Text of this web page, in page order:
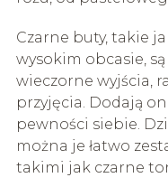
Czarne buty, takie
wysokim obcasie,
wieczorne wyjścia,
przyjęcia. Dodają
pewności siebie.
można je łatwo
takimi jak czarne